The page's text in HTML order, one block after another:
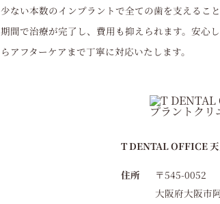
少ない本数のインプラントで全ての歯を支えるこ
期間で治療が完了し、費用も抑えられます。安心
らアフターケアまで丁寧に対応いたします。
T DENTAL OFFICE
住所
〒545-0052
大阪府大阪市